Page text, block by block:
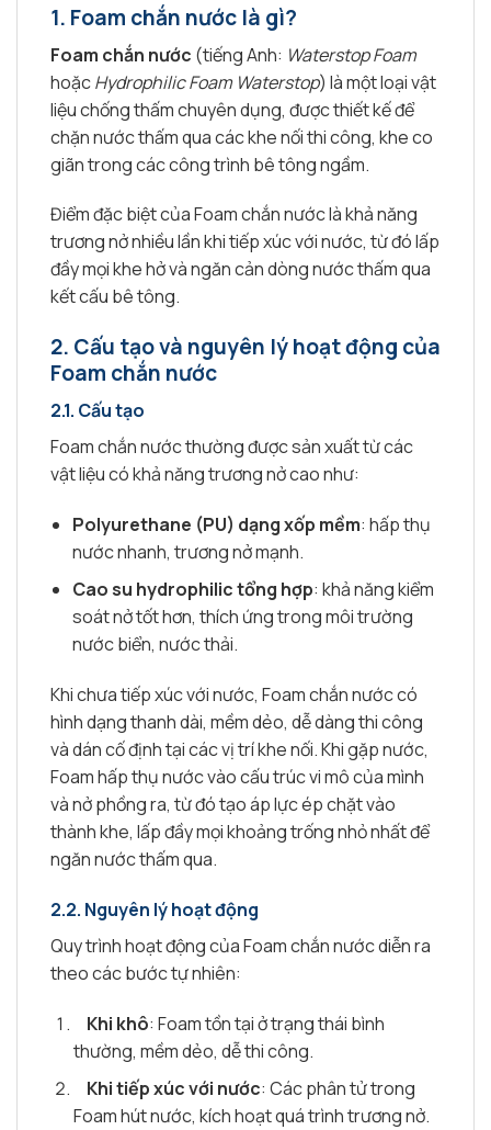
1. Foam chắn nước là gì?
Foam chắn nước (tiếng Anh: Waterstop Foam
hoặcHydrophilic Foam Waterstop) là một loại vật
liệu chống thấm chuyên dụng, được thiết kế để
chặn nước thấm qua các khe nối thi công, khe co
giãn trong các công trình bê tông ngầm.
Điểm đặc biệt của Foam chắn nước là khả năng
trương nở nhiều lần khi tiếp xúc với nước, từ đó lấp
đầy mọi khe hở và ngăn cản dòng nước thấm qua
kết cấu bê tông.
2. Cấu tạo và nguyên lý hoạt động của
Foam chắn nước
2.1. Cấu tạo
Foam chắn nước thường được sản xuất từ các
vật liệu có khả năng trương nở cao như:
Polyurethane (PU) dạng xốp mềm: hấp thụ
nước nhanh, trương nở mạnh.
Cao su hydrophilic tổng hợp: khả năng kiểm
soát nở tốt hơn, thích ứng trong môi trường
nước biển, nước thải.
Khi chưa tiếp xúc với nước, Foam chắn nước có
hình dạng thanh dài, mềm dẻo, dễ dàng thi công
và dán cố định tại các vị trí khe nối. Khi gặp nước,
Foam hấp thụ nước vào cấu trúc vi mô của mình
và nở phồng ra, từ đó tạo áp lực ép chặt vào
thành khe, lấp đầy mọi khoảng trống nhỏ nhất để
ngăn nước thấm qua.
2.2. Nguyên lý hoạt động
Quy trình hoạt động của Foam chắn nước diễn ra
theo các bước tự nhiên:
Khi khô: Foam tồn tại ở trạng thái bình
thường, mềm dẻo, dễ thi công.
Khi tiếp xúc với nước: Các phân tử trong
Foam hút nước, kích hoạt quá trình trương nở.